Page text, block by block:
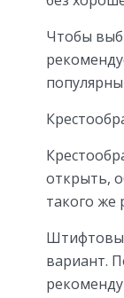
Чтобы
открыть,
такого же
вариант.